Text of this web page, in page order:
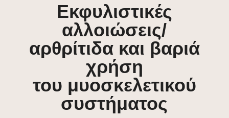
Εκφυλιστικές
αλλοιώσεις/
αρθρίτιδα και βαριά
χρήση
του μυοσκελετικού
συστήματος